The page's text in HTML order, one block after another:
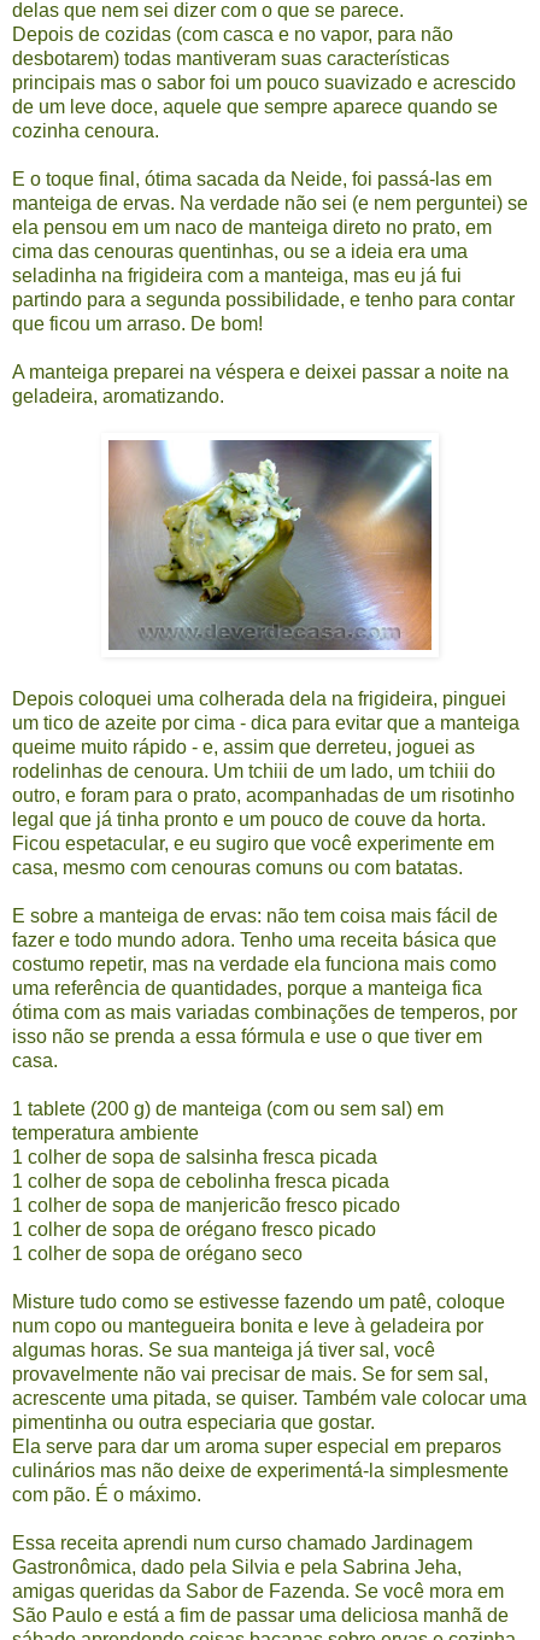
delas que nem sei dizer com o que se parece.
Depois de cozidas (com casca e no vapor, para não
desbotarem) todas mantiveram suas características
principais mas o sabor foi um pouco suavizado e acrescido
de um leve doce, aquele que sempre aparece quando se
cozinha cenoura.
E o toque final, ótima sacada da Neide, foi passá-las em
manteiga de ervas. Na verdade não sei (e nem perguntei) se
ela pensou em um naco de manteiga direto no prato, em
cima das cenouras quentinhas, ou se a ideia era uma
seladinha na frigideira com a manteiga, mas eu já fui
partindo para a segunda possibilidade, e tenho para contar
que ficou um arraso. De bom!
A manteiga preparei na véspera e deixei passar a noite na
geladeira, aromatizando.
Depois coloquei uma colherada dela na frigideira, pinguei
um tico de azeite por cima - dica para evitar que a manteiga
queime muito rápido - e, assim que derreteu, joguei as
rodelinhas de cenoura. Um tchiii de um lado, um tchiii do
outro, e foram para o prato, acompanhadas de um risotinho
legal que já tinha pronto e um pouco de couve da horta.
Ficou espetacular, e eu sugiro que você experimente em
casa, mesmo com cenouras comuns ou com batatas.
E sobre a manteiga de ervas: não tem coisa mais fácil de
fazer e todo mundo adora. Tenho uma receita básica que
costumo repetir, mas na verdade ela funciona mais como
uma referência de quantidades, porque a manteiga fica
ótima com as mais variadas combinações de temperos, por
isso não se prenda a essa fórmula e use o que tiver em
casa.
1 tablete (200 g) de manteiga (com ou sem sal) em
temperatura ambiente
1 colher de sopa de salsinha fresca picada
1 colher de sopa de cebolinha fresca picada
1 colher de sopa de manjericão fresco picado
1 colher de sopa de orégano fresco picado
1 colher de sopa de orégano seco
Misture tudo como se estivesse fazendo um patê, coloque
num copo ou mantegueira bonita e leve à geladeira por
algumas horas. Se sua manteiga já tiver sal, você
provavelmente não vai precisar de mais. Se for sem sal,
acrescente uma pitada, se quiser. Também vale colocar uma
pimentinha ou outra especiaria que gostar.
Ela serve para dar um aroma super especial em preparos
culinários mas não deixe de experimentá-la simplesmente
com pão. É o máximo.
Essa receita aprendi num curso chamado Jardinagem
Gastronômica, dado pela Silvia e pela Sabrina Jeha,
amigas queridas da Sabor de Fazenda. Se você mora em
São Paulo e está a fim de passar uma deliciosa manhã de